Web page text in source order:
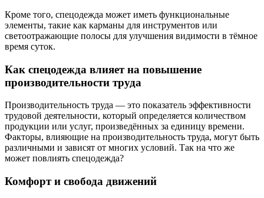
Кроме того, спецодежда может иметь функциональные
элементы, такие как карманы для инструментов или
светоотражающие полосы для улучшения видимости в тёмное
время суток.
Как спецодежда влияет на повышение
производительности труда
Производительность труда — это показатель эффективности
трудовой деятельности, который определяется количеством
продукции или услуг, произведённых за единицу времени.
Факторы, влияющие на производительность труда, могут быть
различными и зависят от многих условий. Так на что же
может повлиять спецодежда?
Комфорт и свобода движений